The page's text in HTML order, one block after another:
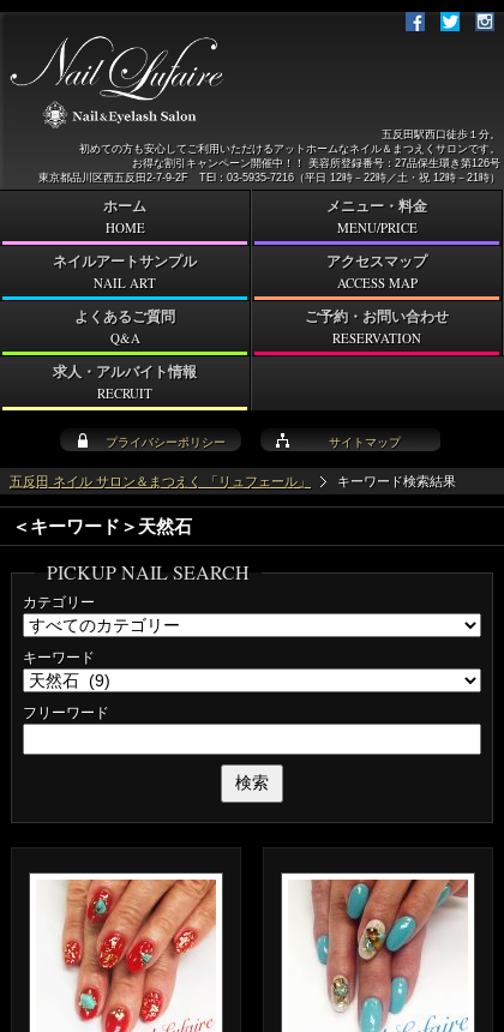
五反田 ネイル サロン＆まつえく 「リュフェール」 キーワード検索結果
＜キーワード＞天然石
PICKUP NAIL SEARCH
カテゴリー
キーワード
フリーワード
プライバシーポリシー サイトマップ
五反田駅西口徒歩１分。
初めての方も安心してご利用いただけるアットホームなネイル＆まつえくサロンです。
お得な割引キャンペーン開催中！！ 美容所登録番号：27品保生環き第126号
東京都品川区西五反田2-7-9-2F TEl：03-5935-7216（平日 12時－22時／土・祝 12時－21時）
ホーム
HOME
メニュー・料金
MENU/PRICE
ネイルアートサンプル
NAIL ART
アクセスマップ
ACCESS MAP
よくあるご質問
Q&A
ご予約・お問い合わせ
RESERVATION
求人・アルバイト情報
RECRUIT